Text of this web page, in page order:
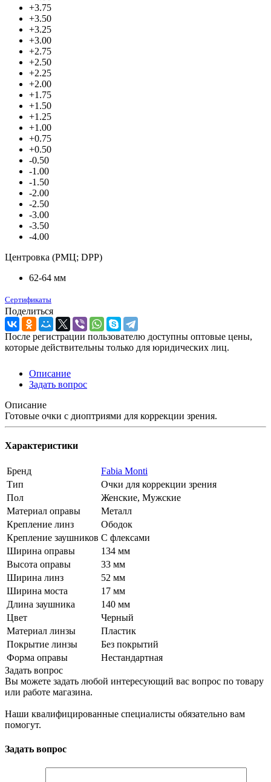
+3.75
+3.50
+3.25
+3.00
+2.75
+2.50
+2.25
+2.00
+1.75
+1.50
+1.25
+1.00
+0.75
+0.50
-0.50
-1.00
-1.50
-2.00
-2.50
-3.00
-3.50
-4.00
Центровка (РМЦ; DPP)
62-64 мм
Сертификаты
Поделиться
После регистрации пользователю доступны оптовые цены,
которые действительны только для юридических лиц.
Описание
Задать вопрос
Описание
Готовые очки с диоптриями для коррекции зрения.
Характеристики
Бренд
Fabia Monti
Тип
Очки для коррекции зрения
Пол
Женские, Мужские
Материал оправы
Металл
Крепление линз
Ободок
Крепление заушников С флексами
Ширина оправы
134 мм
Высота оправы
33 мм
Ширина линз
52 мм
Ширина моста
17 мм
Длина заушника
140 мм
Цвет
Черный
Материал линзы
Пластик
Покрытие линзы
Без покрытий
Форма оправы
Нестандартная
Задать вопрос
Вы можете задать любой интересующий вас вопрос по товару
или работе магазина.
Наши квалифицированные специалисты обязательно вам
помогут.
Задать вопрос